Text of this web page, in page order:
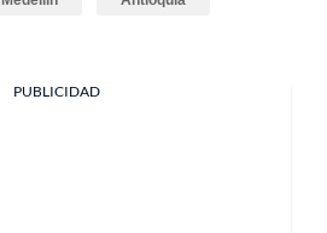
PUBLICIDAD